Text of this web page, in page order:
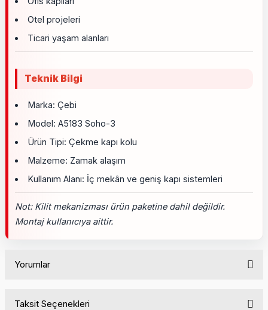
Otel projeleri
Ticari yaşam alanları
Teknik Bilgi
Marka: Çebi
Model: A5183 Soho-3
Ürün Tipi: Çekme kapı kolu
Malzeme: Zamak alaşım
Kullanım Alanı: İç mekân ve geniş kapı sistemleri
Not: Kilit mekanizması ürün paketine dahil değildir.
Montaj kullanıcıya aittir.
Yorumlar
Taksit Seçenekleri